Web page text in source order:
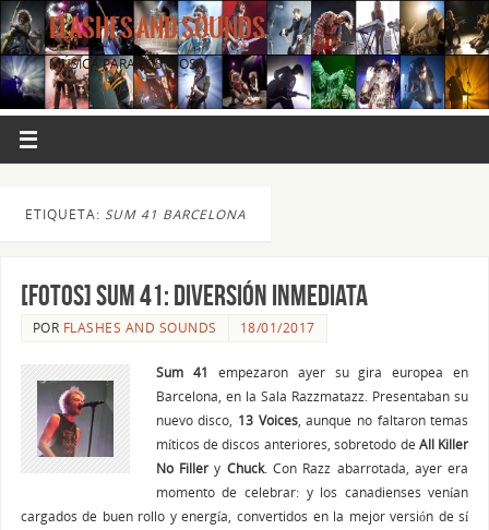
FLASHES AND SOUNDS
MÚSICA PARA LOS OJOS.
ETIQUETA: SUM 41 BARCELONA
[FOTOS] SUM 41: diversión inmediata
POR FLASHES AND SOUNDS 18/01/2017
Sum 41 empezaron ayer su gira europea en
Barcelona, en la Sala Razzmatazz. Presentaban su
nuevo disco, 13 Voices, aunque no faltaron temas
míticos de discos anteriores, sobretodo deAll Killer
No Fillery Chuck. Con Razz abarrotada, ayer era
momento de celebrar: y los canadienses venían
cargados de buen rollo y energía, convertidos en la mejor versión de sí